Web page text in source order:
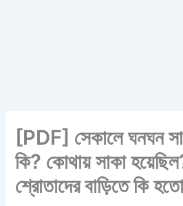
[PDF] সেকালে ঘনঘন
কি? কোথায় সাকা
শ্রোতাদের বাড়িতে কি